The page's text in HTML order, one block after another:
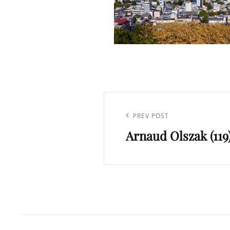
l’article
Previous
Post
PREV POST
Arnaud Olszak